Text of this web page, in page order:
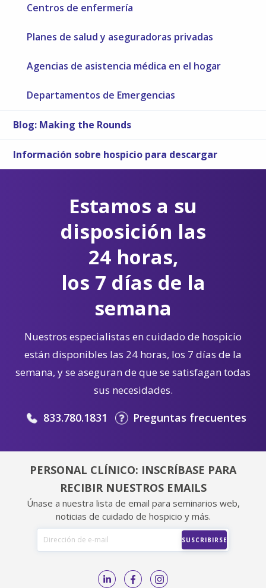
Centros de enfermería
Planes de salud y aseguradoras privadas
Agencias de asistencia médica en el hogar
Departamentos de Emergencias
Blog: Making the Rounds
Información sobre hospicio para descargar
Estamos a su
disposición las
24 horas,
los 7 días de la
semana
Nuestros especialistas en cuidado de hospicio
están disponibles las 24 horas, los 7 días de la
semana, y se aseguran de que se satisfagan todas
sus necesidades.
833.780.1831 Preguntas frecuentes
PERSONAL CLÍNICO: INSCRÍBASE PARA
RECIBIR NUESTROS EMAILS
Únase a nuestra lista de email para seminarios web,
noticias de cuidado de hospicio y más.